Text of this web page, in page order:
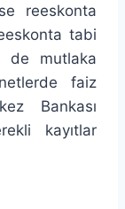
reeskonta
tabi
de mutlaka
faiz
Bankası
kayıtlar